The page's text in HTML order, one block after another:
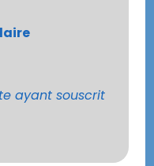
ayant souscrit